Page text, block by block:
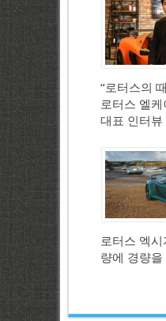
“로터스의
로터스 엘
대표 인터뷰
로터스 엑시
량에 경량을